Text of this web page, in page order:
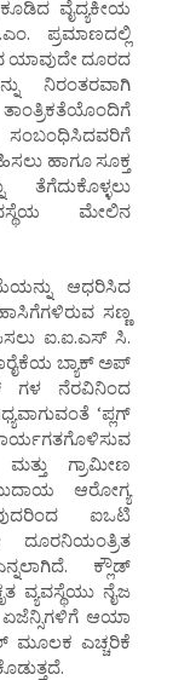
ವೈದ್ಯಕೀಯ
ಪ್ರಮಾಣದಲ್ಲಿ
ಯಾವುದೇ ದೂರದ
ನಿರಂತರವಾಗಿ
ಹಾಗೂ ಸೂಕ್ತ
ಮೇಲಿನ
ಆಧರಿಸಿದ
ಸಣ್ಣ
ಐ.ಐ.ಎಸ್ ಸಿ.
ಬ್ಯಾಕ್ ಅಪ್
ಗಳ ನೆರವಿನಿಂದ
‘ಪ್ಲಗ್
ಗ್ರಾಮೀಣ
ಆರೋಗ್ಯ
ಐಒಟಿ
ದೂರನಿಯಂತ್ರಿತ
ಕ್ಲೌಡ್
ವ್ಯವಸ್ಥೆಯು ನೈಜ
ಏಜೆನ್ಸಿಗಳಿಗೆ ಆಯಾ
ಮೂಲಕ ಎಚ್ಚರಿಕೆ